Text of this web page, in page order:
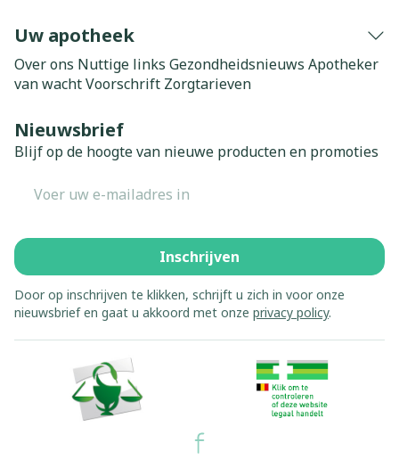
Uw apotheek
Over ons Nuttige links Gezondheidsnieuws Apotheker
van wachtVoorschrift Zorgtarieven
Nieuwsbrief
Blijf op de hoogte van nieuwe producten en promoties
Inschrijven
Door op inschrijven te klikken, schrijft u zich in voor onze
nieuwsbrief en gaat u akkoord met onze privacy policy.